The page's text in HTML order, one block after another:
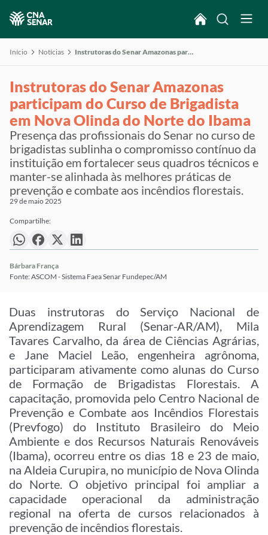
Início Notícias Instrutoras do Senar Amazonas participam do Curso de Brigadista em Nova Olinda do Norte do Ibama
Instrutoras do Senar Amazonas
participam do Curso de Brigadista
em Nova Olinda do Norte do Ibama
Presença das profissionais do Senar no curso de
brigadistas sublinha o compromisso contínuo da
instituição em fortalecer seus quadros técnicos e
manter-se alinhada às melhores práticas de
prevenção e combate aos incêndios florestais.
29 de maio 2025
Compartilhe:
Bárbara França
Fonte: ASCOM - Sistema Faea Senar Fundepec/AM
Duas instrutoras do Serviço Nacional de
Aprendizagem Rural (Senar-AR/AM), Mila
Tavares Carvalho, da área de Ciências Agrárias,
e Jane Maciel Leão, engenheira agrônoma,
participaram ativamente como alunas do Curso
de Formação de Brigadistas Florestais. A
capacitação, promovida pelo Centro Nacional de
Prevenção e Combate aos Incêndios Florestais
(Prevfogo) do Instituto Brasileiro do Meio
Ambiente e dos Recursos Naturais Renováveis
(Ibama), ocorreu entre os dias 18 e 23 de maio,
na Aldeia Curupira, no município de Nova Olinda
do Norte. O objetivo principal foi ampliar a
capacidade operacional da administração
regional na oferta de cursos relacionados à
prevenção de incêndios florestais.